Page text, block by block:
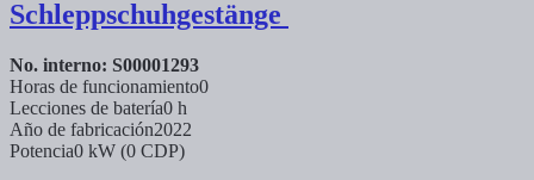
Schleppschuhgestänge
No. interno: S00001293
Horas de funcionamiento0
Lecciones de batería0 h
Año de fabricación2022
Potencia0 kW (0 CDP)